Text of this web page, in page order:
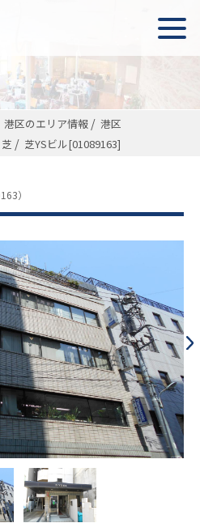
港区のエリア情報
港区
芝 芝YSビル[01089163]
）